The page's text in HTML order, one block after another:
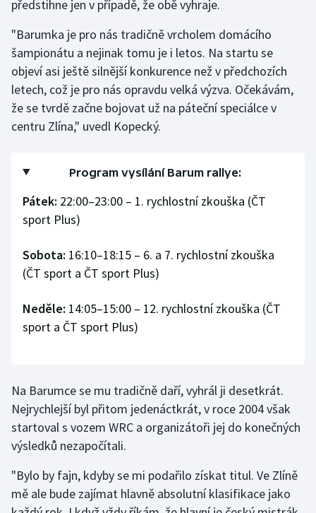
Plážový volejbal
Ragby
Rychlobruslení
Rychlostní kanoistika
Sportovní střelba
Stolní tenis
Veslování
Vodní slalom
předstihne jen v případě, že obě vyhraje.
"Barumka je pro nás tradičně vrcholem domácího
šampionátu a nejinak tomu je i letos. Na startu se
objeví asi ještě silnější konkurence než v předchozích
letech, což je pro nás opravdu velká výzva. Očekávám,
že se tvrdě začne bojovat už na páteční speciálce v
centru Zlína," uvedl Kopecký.
Program vysílání Barum rallye:
Pátek: 22:00–23:00 – 1. rychlostní zkouška (ČT
sport Plus)
Sobota: 16:10–18:15 – 6. a 7. rychlostní zkouška
(ČT sport a ČT sport Plus)
Neděle: 14:05–15:00 – 12. rychlostní zkouška (ČT
sport a ČT sport Plus)
Na Barumce se mu tradičně daří, vyhrál ji desetkrát.
Nejrychlejší byl přitom jedenáctkrát, v roce 2004 však
startoval s vozem WRC a organizátoři jej do konečných
výsledků nezapočítali.
"Bylo by fajn, kdyby se mi podařilo získat titul. Ve Zlíně
mě ale bude zajímat hlavně absolutní klasifikace jako